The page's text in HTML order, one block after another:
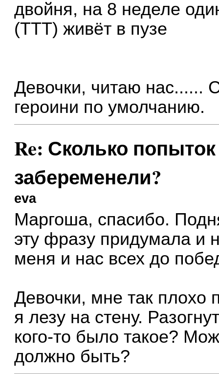
двойня, на 8 неделе
(ТТТ) живёт в пузе
Девочки, читаю нас......
героини по умолчанию.
Re: Сколько
забеременели?
eva
Маргоша, спасибо.
эту фразу придумала и
меня и нас всех до
Девочки, мне так плохо
я лезу на стену.
кого-то было такое?
должно быть?